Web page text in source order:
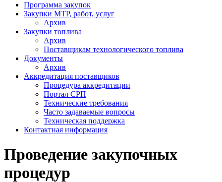
Программа закупок
Закупки МТР, работ, услуг
Архив
Закупки топлива
Архив
Поставщикам технологического топлива
Документы
Архив
Аккредитация поставщиков
Процедура аккредитации
Портал СРП
Технические требования
Часто задаваемые вопросы
Техническая поддержка
Контактная информация
Проведение закупочных
процедур